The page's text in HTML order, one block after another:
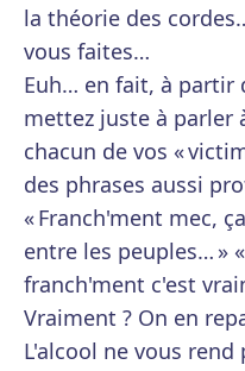
la théorie des
vous faites…
Euh… en fait, à partir
mettez juste à parler
chacun de vos «
des phrases aussi
« Franch'ment mec,
entre les peuples… »
franch'ment c'est
Vraiment ? On en
L'alcool ne vous